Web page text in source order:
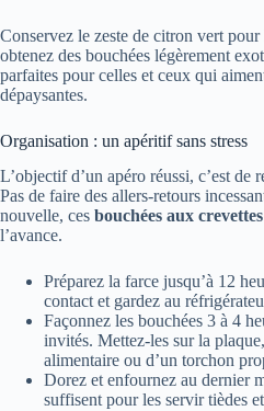
Conservez le zeste de citron vert
obtenez des bouchées légèrement
parfaites pour celles et ceux qui
dépaysantes.
Organisation : un apéritif sans stress
L’objectif d’un apéro réussi, c’est de
Pas de faire des allers-retours
nouvelle, ces bouchées aux crevettes
l’avance.
Préparez la farce jusqu’à 12
contact et gardez au
Façonnez les bouchées 3 à 4
invités. Mettez-les sur la
alimentaire ou d’un torchon
Dorez et enfournez au dernier
suffisent pour les servir tièdes